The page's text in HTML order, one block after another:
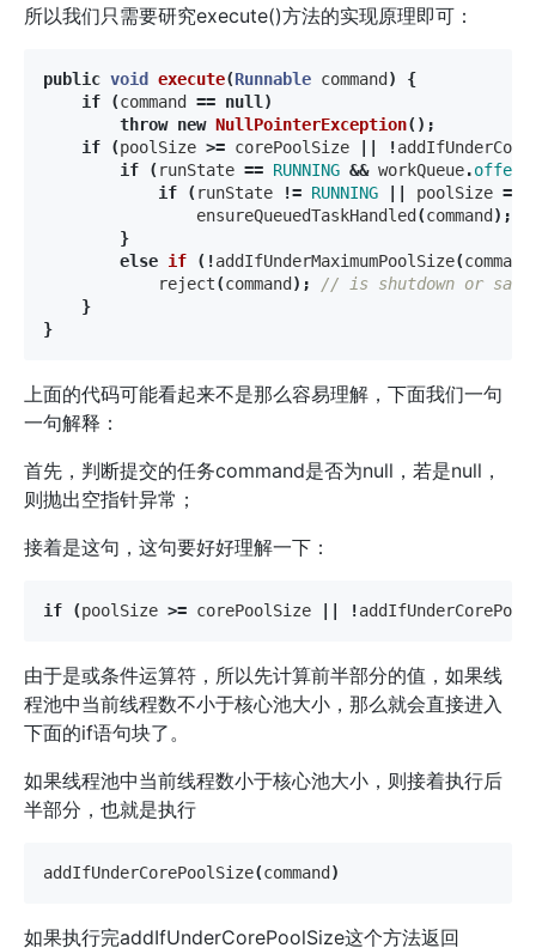
所以我们只需要研究execute()方法的实现原理即可：
public void execute(Runnable command)
{
if
(command == null )
throw new NullPointerException();
if
(poolSize >= corePoolSize || !
if
( runState == RUNNING && workQueue.offer
if
( runState != RUNNING || poolSize ==
ensureQueuedTaskHandled(command);
}
else if (!addIfUnderMaximumPoolSize(command
reject(command);
// is shutdown or
}
}
上面的代码可能看起来不是那么容易理解，下面我们一句
一句解释：
首先，判断提交的任务command是否为null，若是null，
则抛出空指针异常；
接着是这句，这句要好好理解一下：
if (poolSize >= corePoolSize || !
由于是或条件运算符，所以先计算前半部分的值，如果线
程池中当前线程数不小于核心池大小，那么就会直接进入
下面的if语句块了。
如果线程池中当前线程数小于核心池大小，则接着执行后
半部分，也就是执行
addIfUnderCorePoolSize(command)
如果执行完addIfUnderCorePoolSize这个方法返回